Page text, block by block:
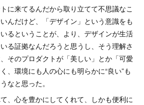
に来てるんだから取り立てて不思議なこ
んだけど、「デザイン」という意識をも
るということが、より、デザインが生活
る証拠なんだろうと思うし、そう理解さ
そのプロダクトが「美しい」とか「可愛
、環境にも人の心にも明らかに“良い”も
なと思った。
、心を豊かにしてくれて、しかも便利に